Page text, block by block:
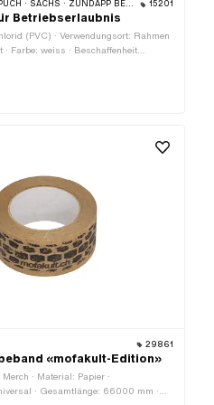
· SACHS · ZÜNDAPP BELMONDO 15201
Betriebserlaubnis
(PVC) · Verwendungsort: Rahmen
· Farbe: weiss · Beschaffenheit
29861
«mofakult-Edition»
· Material: Papier ·
· Gesamtlänge: 66000 mm ·